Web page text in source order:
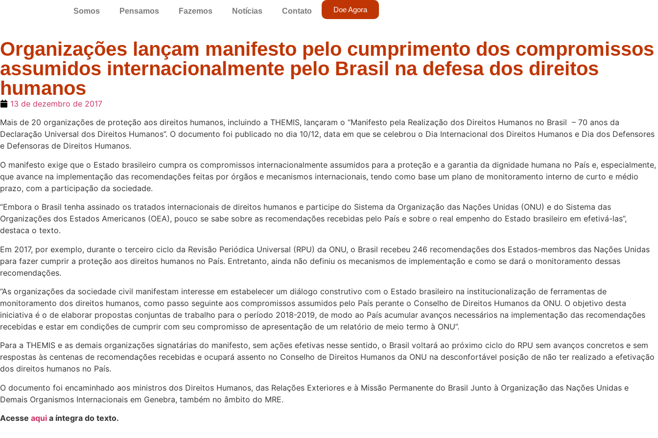
Somos Pensamos Fazemos Notícias Contato Doe Agora
Organizações lançam manifesto pelo cumprimento dos compromissos
assumidos internacionalmente pelo Brasil na defesa dos direitos
humanos
13 de dezembro de 2017
Mais de 20 organizações de proteção aos direitos humanos, incluindo a THEMIS, lançaram o “Manifesto pela Realização dos Direitos Humanos no Brasil – 70 anos da
Declaração Universal dos Direitos Humanos”. O documento foi publicado no dia 10/12, data em que se celebrou o Dia Internacional dos Direitos Humanos e Dia dos Defensores
e Defensoras de Direitos Humanos.
O manifesto exige que o Estado brasileiro cumpra os compromissos internacionalmente assumidos para a proteção e a garantia da dignidade humana no País e, especialmente,
que avance na implementação das recomendações feitas por órgãos e mecanismos internacionais, tendo como base um plano de monitoramento interno de curto e médio
prazo, com a participação da sociedade.
“Embora o Brasil tenha assinado os tratados internacionais de direitos humanos e participe do Sistema da Organização das Nações Unidas (ONU) e do Sistema das
Organizações dos Estados Americanos (OEA), pouco se sabe sobre as recomendações recebidas pelo País e sobre o real empenho do Estado brasileiro em efetivá-las”,
destaca o texto.
Em 2017, por exemplo, durante o terceiro ciclo da Revisão Periódica Universal (RPU) da ONU, o Brasil recebeu 246 recomendações dos Estados-membros das Nações Unidas
para fazer cumprir a proteção aos direitos humanos no País. Entretanto, ainda não definiu os mecanismos de implementação e como se dará o monitoramento dessas
recomendações.
“As organizações da sociedade civil manifestam interesse em estabelecer um diálogo construtivo com o Estado brasileiro na institucionalização de ferramentas de
monitoramento dos direitos humanos, como passo seguinte aos compromissos assumidos pelo País perante o Conselho de Direitos Humanos da ONU. O objetivo desta
iniciativa é o de elaborar propostas conjuntas de trabalho para o período 2018-2019, de modo ao País acumular avanços necessários na implementação das recomendações
recebidas e estar em condições de cumprir com seu compromisso de apresentação de um relatório de meio termo à ONU”.
Para a THEMIS e as demais organizações signatárias do manifesto, sem ações efetivas nesse sentido, o Brasil voltará ao próximo ciclo do RPU sem avanços concretos e sem
respostas às centenas de recomendações recebidas e ocupará assento no Conselho de Direitos Humanos da ONU na desconfortável posição de não ter realizado a efetivação
dos direitos humanos no País.
O documento foi encaminhado aos ministros dos Direitos Humanos, das Relações Exteriores e à Missão Permanente do Brasil Junto à Organização das Nações Unidas e
Demais Organismos Internacionais em Genebra, também no âmbito do MRE.
Acesse aqui a íntegra do texto.